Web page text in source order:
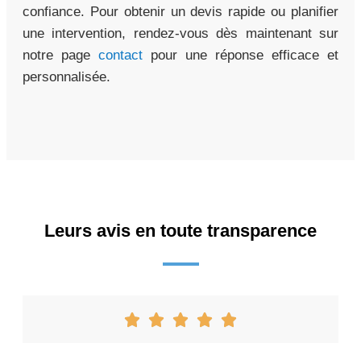
confiance. Pour obtenir un devis rapide ou planifier
une intervention, rendez-vous dès maintenant sur
notre page contact pour une réponse efficace et
personnalisée.
Leurs avis en toute transparence